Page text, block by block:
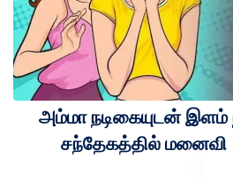
அம்மா நடிகையுடன் இளம்
சந்தேகத்தில் மனைவி